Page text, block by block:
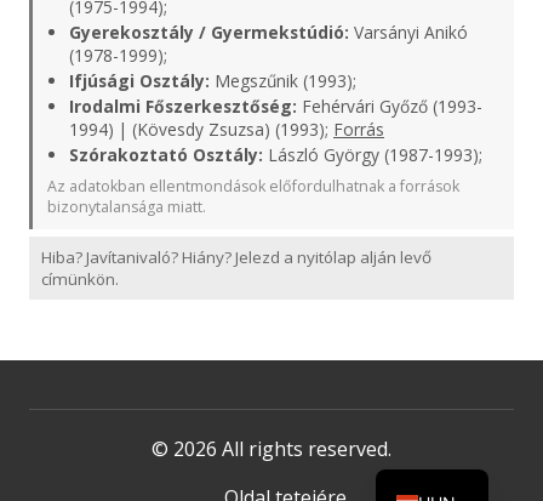
(1975-1994);
Gyerekosztály / Gyermekstúdió: Varsányi Anikó
(1978-1999);
Ifjúsági Osztály: Megszűnik (1993);
Irodalmi Főszerkesztőség: Fehérvári Győző (1993-
1994) | (Kövesdy Zsuzsa) (1993); Forrás
Szórakoztató Osztály: László György (1987-1993);
Az adatokban ellentmondások előfordulhatnak a források
bizonytalansága miatt.
Hiba? Javítanivaló? Hiány? Jelezd a nyitólap alján levő
címünkön.
© 2026 All rights reserved.